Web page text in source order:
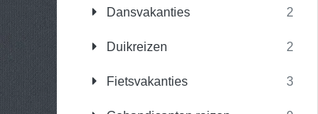
Dansvakanties 2
Duikreizen 2
Fietsvakanties 3